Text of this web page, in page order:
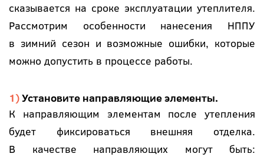
сказывается на сроке эксплуатации утеплителя.
Рассмотрим особенности нанесения НППУ
в зимний сезон и возможные ошибки, которые
можно допустить в процессе работы.
Установите направляющие элементы.
К направляющим элементам после утепления
будет фиксироваться внешняя отделка.
В качестве направляющих могут быть: